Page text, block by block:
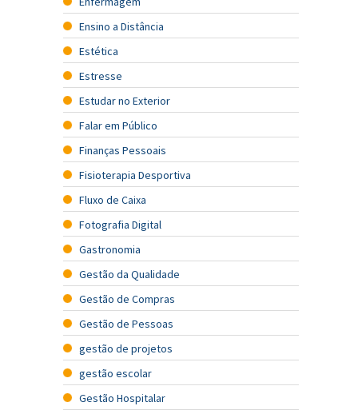
Ensino a Distância
Estética
Estresse
Estudar no Exterior
Falar em Público
Finanças Pessoais
Fisioterapia Desportiva
Fluxo de Caixa
Fotografia Digital
Gastronomia
Gestão da Qualidade
Gestão de Compras
Gestão de Pessoas
gestão de projetos
gestão escolar
Gestão Hospitalar